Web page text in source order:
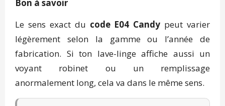
Bon à savoir
Le sens exact du code E04 Candy peut varier
légèrement selon la gamme ou l’année de
fabrication. Si ton lave-linge affiche aussi un
voyant robinet ou un remplissage
anormalement long, cela va dans le même sens.